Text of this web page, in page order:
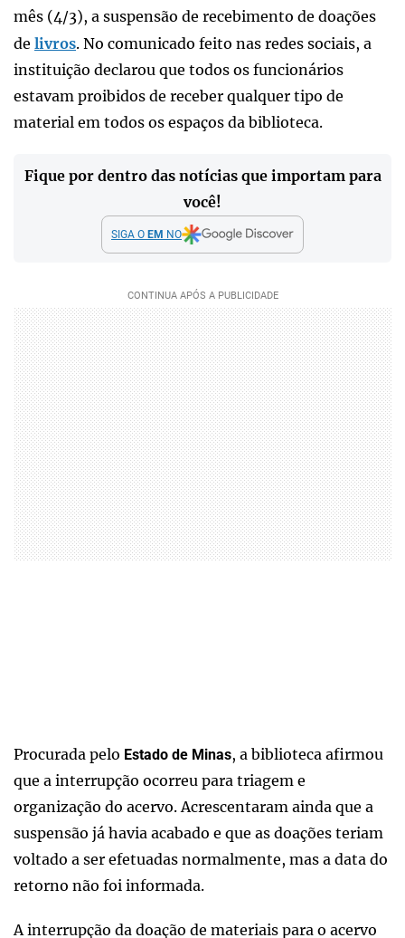
mês (4/3), a suspensão de recebimento de doações
de livros. No comunicado feito nas redes sociais, a
instituição declarou que todos os funcionários
estavam proibidos de receber qualquer tipo de
material em todos os espaços da biblioteca.
Fique por dentro das notícias que importam para
você!
SIGA O EM NO
Procurada pelo Estado de Minas, a biblioteca afirmou
que a interrupção ocorreu para triagem e
organização do acervo. Acrescentaram ainda que a
suspensão já havia acabado e que as doações teriam
voltado a ser efetuadas normalmente, mas a data do
retorno não foi informada.
A interrupção da doação de materiais para o acervo